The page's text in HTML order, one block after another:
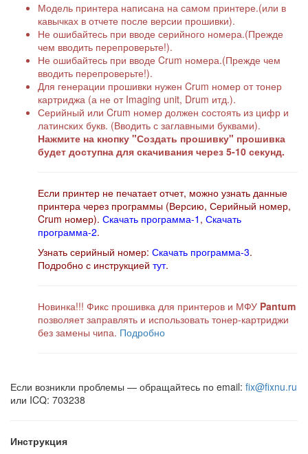
Модель принтера написана на самом принтере.(или в
кавычках в отчете после версии прошивки).
Не ошибайтесь при вводе серийного номера.(Прежде
чем вводить перепроверьте!).
Не ошибайтесь при вводе Crum номера.(Прежде чем
вводить перепроверьте!).
Для генерации прошивки нужен Crum номер от тонер
картриджа (а не от Imaging unit, Drum итд.).
Серийный или Crum номер должен состоять из цифр и
латинских букв. (Вводить с заглавными буквами).
Нажмите на кнопку "Создать прошивку" прошивка
будет доступна для скачивания через 5-10 секунд.
Если принтер не печатает отчет, можно узнать данные
принтера через программы (Версию, Серийный номер,
Crum номер). Скачать программа-1 , Скачать
программа-2.
Узнать серийный номер: Скачать программа-3.
Подробно с инструкцией тут.
Новинка!!! Фикс прошивка для принтеров и МФУ Pantum
позволяет заправлять и использовать тонер-картриджи
без замены чипа. Подробно
Если возникли проблемы — обращайтесь по email: fix@fixnu.ru
или ICQ: 703238
Инструкция